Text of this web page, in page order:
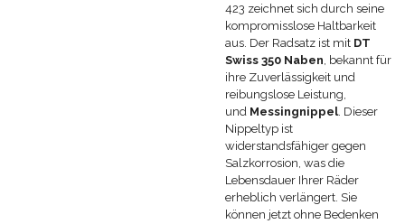
423 zeichnet sich durch seine
kompromisslose Haltbarkeit
aus. Der Radsatz ist mit DT
Swiss 350 Naben, bekannt für
ihre Zuverlässigkeit und
reibungslose Leistung,
und Messingnippel. Dieser
Nippeltyp ist
widerstandsfähiger gegen
Salzkorrosion, was die
Lebensdauer Ihrer Räder
erheblich verlängert. Sie
können jetzt ohne Bedenken